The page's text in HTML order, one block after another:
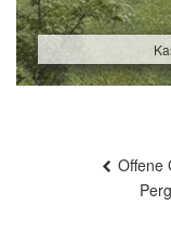
Offene